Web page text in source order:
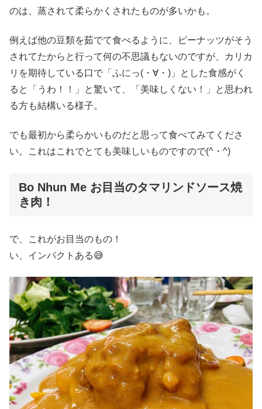
のは、蒸されて柔らかくされたものが多いかも。
例えば他の豆類を茹でて食べるように、ピーナッツがそう
されてたからと行って何の不思議もないのですが、カリカ
リを期待している口で「ふにっ(・∀・)」とした食感がく
ると「うわ！！」と驚いて、「美味しくない！」と思われ
る方も結構いる様子。
でも最初から柔らかいものだと思って食べてみてくださ
い。これはこれでとても美味しいものですので(^・^)
Bo Nhun Me お目当のタマリンドソース焼
き肉！
で、これがお目当のもの！
い、インパクトある😅